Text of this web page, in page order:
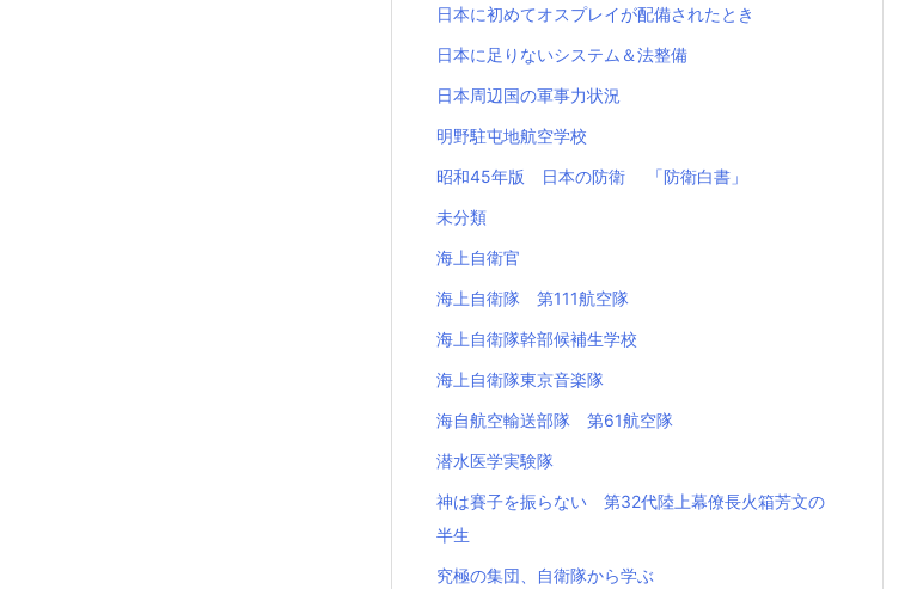
日本に初めてオスプレイが配備されたとき
日本に足りないシステム＆法整備
日本周辺国の軍事力状況
明野駐屯地航空学校
昭和45年版 日本の防衛 「防衛白書」
未分類
海上自衛官
海上自衛隊 第111航空隊
海上自衛隊幹部候補生学校
海上自衛隊東京音楽隊
海自航空輸送部隊 第61航空隊
潜水医学実験隊
神は賽子を振らない 第32代陸上幕僚長火箱芳文の
半生
究極の集団、自衛隊から学ぶ